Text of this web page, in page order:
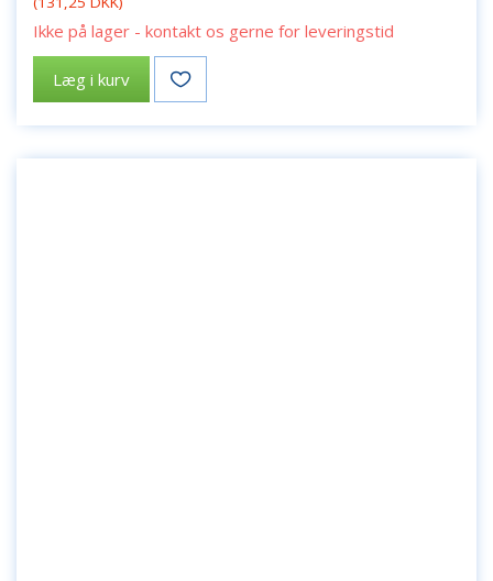
Ikke på lager - kontakt os gerne for leveringstid
Læg i kurv